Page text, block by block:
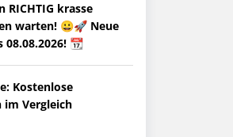
RICHTIG krasse
warten! 😀🚀 Neue
08.08.2026! 📆
Kostenlose
Vergleich